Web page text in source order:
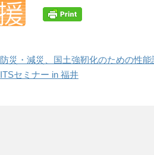
防災・減災、国土強靭化のための性
ITSセミナー in 福井